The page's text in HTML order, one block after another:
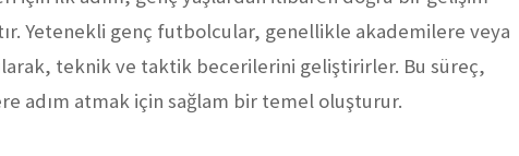
Yetenekli genç futbolcular, genellikle akademilere veya
teknik ve taktik becerilerini geliştirirler. Bu süreç,
adım atmak için sağlam bir temel oluşturur.